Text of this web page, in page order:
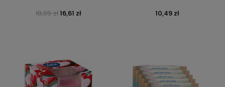
Cena podstawowa
18,05 zł Cena
16,61 zł Cena
10,49 zł